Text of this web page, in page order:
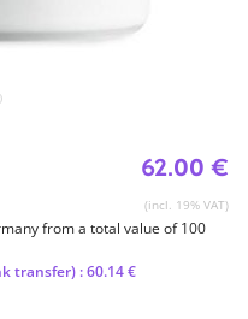
62.00 €
(incl. 19% VAT)
from a total value of 100
transfer) : 60.14 €